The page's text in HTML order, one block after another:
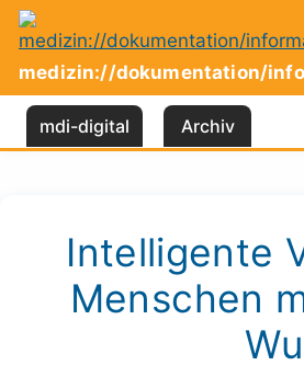
Zum
Inhalt
springen
medizin://dokumentation/
mdi-digital Archiv
Intelligente
Menschen